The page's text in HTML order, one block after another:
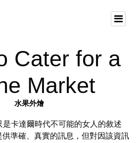
Cater for a
Market
水果外燴
是卡達爾時代不可能的女人的敘述
供準確、真實的訊息，但對因該資訊